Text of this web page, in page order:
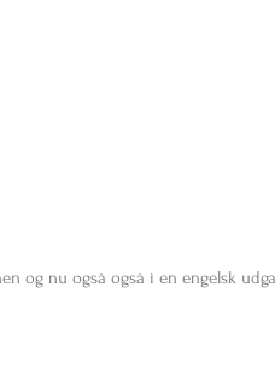
og nu også også i en engelsk